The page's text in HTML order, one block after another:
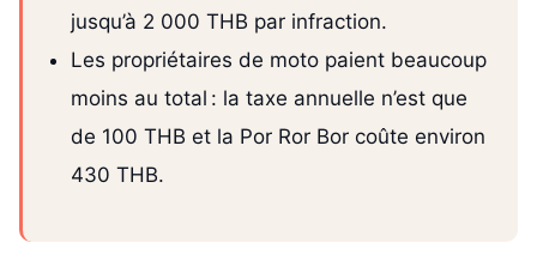
jusqu’à 2 000 THB par infraction.
Les propriétaires de moto paient beaucoup
moins au total : la taxe annuelle n’est que
de 100 THB et la Por Ror Bor coûte environ
430 THB.